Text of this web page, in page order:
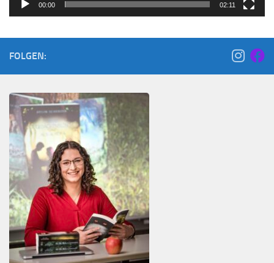
00:00 02:11
FOLGEN: